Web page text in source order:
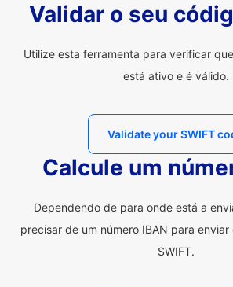
Validar o seu
Utilize esta ferramenta para verificar
está ativo e é válido.
Validate your SWIFT
Calcule um
Dependendo de para onde está a
precisar de um número IBAN para
SWIFT.